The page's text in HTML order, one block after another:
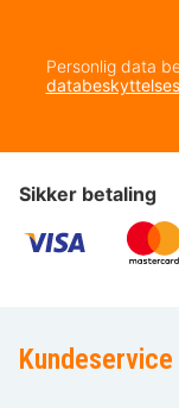
Personlig data
Sikker betaling
Kundeservice